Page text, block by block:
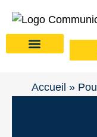
Accueil »